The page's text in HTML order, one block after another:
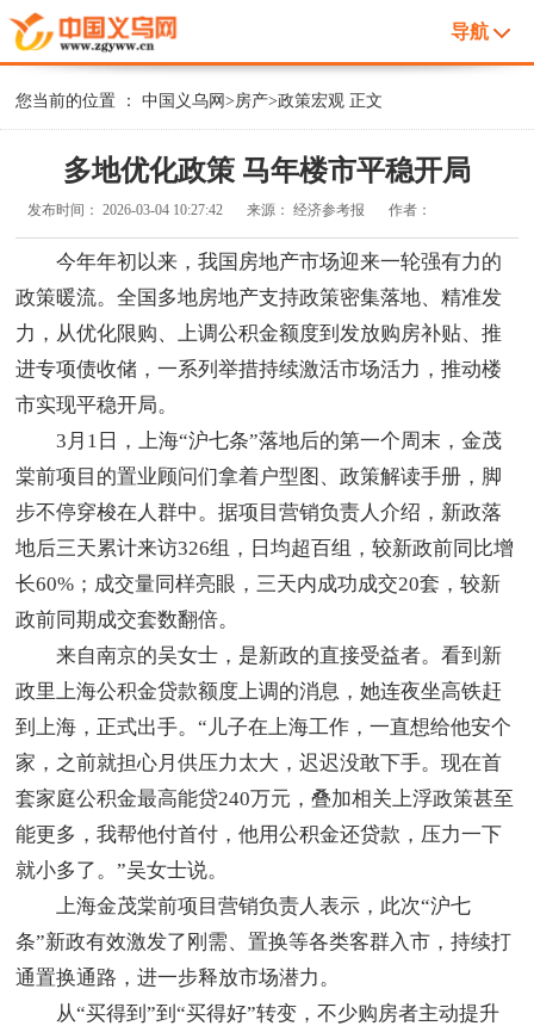
导航
您当前的位置 ：中国义乌网>房产>政策宏观 正文
多地优化政策 马年楼市平稳开局
发布时间：2026-03-04 10:27:42 来源：经济参考报 作者：
今年年初以来，我国房地产市场迎来一轮强有力的
政策暖流。全国多地房地产支持政策密集落地、精准发
力，从优化限购、上调公积金额度到发放购房补贴、推
进专项债收储，一系列举措持续激活市场活力，推动楼
市实现平稳开局。
3月1日，上海“沪七条”落地后的第一个周末，金茂
棠前项目的置业顾问们拿着户型图、政策解读手册，脚
步不停穿梭在人群中。据项目营销负责人介绍，新政落
地后三天累计来访326组，日均超百组，较新政前同比增
长60%；成交量同样亮眼，三天内成功成交20套，较新
政前同期成交套数翻倍。
来自南京的吴女士，是新政的直接受益者。看到新
政里上海公积金贷款额度上调的消息，她连夜坐高铁赶
到上海，正式出手。“儿子在上海工作，一直想给他安个
家，之前就担心月供压力太大，迟迟没敢下手。现在首
套家庭公积金最高能贷240万元，叠加相关上浮政策甚至
能更多，我帮他付首付，他用公积金还贷款，压力一下
就小多了。”吴女士说。
上海金茂棠前项目营销负责人表示，此次“沪七
条”新政有效激发了刚需、置换等各类客群入市，持续打
通置换通路，进一步释放市场潜力。
从“买得到”到“买得好”转变，不少购房者主动提升